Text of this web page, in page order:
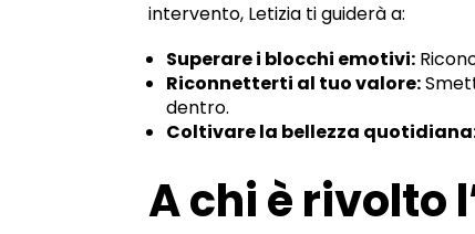
intervento, Letizia ti guiderà a:
Superare i blocchi emotivi:
Riconnetterti al tuo valore:
dentro.
Coltivare la bellezza
A chi è rivolto